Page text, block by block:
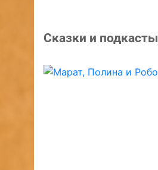
Сказки и подкасты